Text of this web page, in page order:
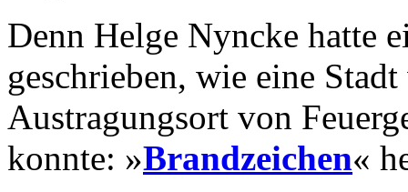
Denn Helge Nyncke hatte
geschrieben, wie eine
Austragungsort von
konnte: »Brandzeichen«